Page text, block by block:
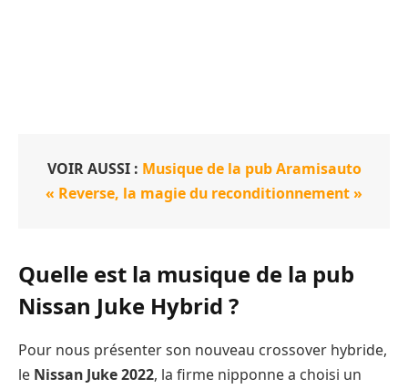
VOIR AUSSI : Musique de la pub Aramisauto
« Reverse, la magie du reconditionnement »
Quelle est la musique de la pub
Nissan Juke Hybrid ?
Pour nous présenter son nouveau crossover hybride,
le Nissan Juke 2022, la firme nipponne a choisi un